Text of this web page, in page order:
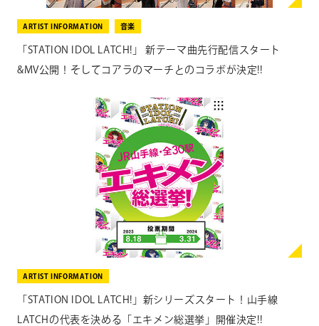
ARTIST INFORMATION 音楽
「STATION IDOL LATCH!」 新テーマ曲先行配信スタート
&MV公開！そしてコアラのマーチとのコラボが決定!!
ARTIST INFORMATION
「STATION IDOL LATCH!」新シリーズスタート！山手線
LATCHの代表を決める「エキメン総選挙」開催決定!!